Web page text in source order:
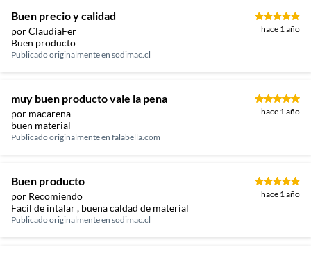
Buen precio y calidad
por ClaudiaFer hace 1 año
Buen producto
Publicado originalmente en sodimac.cl
muy buen producto vale la pena
por macarena hace 1 año
buen material
Publicado originalmente en falabella.com
Buen producto
por Recomiendo hace 1 año
Facil de intalar , buena caldad de material
Publicado originalmente en sodimac.cl